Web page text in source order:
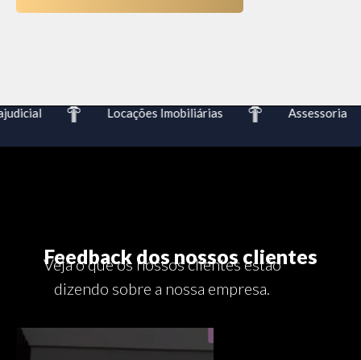
Locações Imobiliárias Assessoria
Feedback dos nossos clientes
Veja o que os nossos clientes estão
dizendo sobre a nossa empresa.